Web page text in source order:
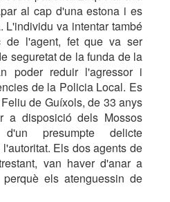
al cap d'una estona i es
L'individu va intentar també
de l'agent, fet que va ser
seguretat de la funda de la
poder reduir l'agressor i
de la Policia Local. Es
de Guíxols, de 33 anys
a disposició dels Mossos
presumpte delicte
Els dos agents de
van haver d'anar a
els atenguessin de